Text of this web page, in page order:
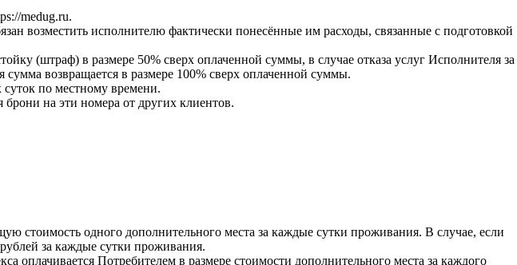
medug.ru.
возместить исполнителю фактически понесённые им расходы, связанные с подготовкой
(штраф) в размере 50% сверх оплаченной суммы, в случае отказа услуг Исполнителя за
сумма возвращается в размере 100% сверх оплаченной суммы.
по местному времени.
на эти номера от других клиентов.
стоимость одного дополнительного места за каждые сутки проживания. В случае, если
за каждые сутки проживания.
Потребителем в размере стоимости дополнительного места за каждого